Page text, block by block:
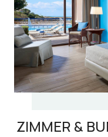
ZIMMER &